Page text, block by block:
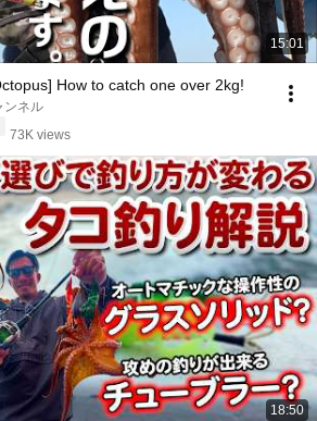
15:01
How to catch one over 2kg!
ンネル
73K views
18:50